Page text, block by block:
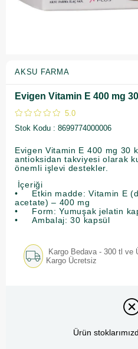
AKSU FARMA
Evigen Vitamin E 400 mg
5.0
Stok Kodu
8699774000006
Evigen Vitamin E 400 mg 30
antioksidan takviyesi olarak
önemli işlevi destekler.
İçeriği
• Etkin madde: Vitamin E
acetate) – 400 mg
• Form: Yumuşak jelatin
• Ambalaj: 30 kapsül
Kargo Bedava - 300 tl ve
Kargo Ücretsiz
Ürün